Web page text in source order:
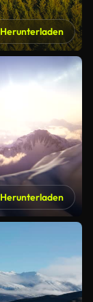
Herunterladen
Herunterladen